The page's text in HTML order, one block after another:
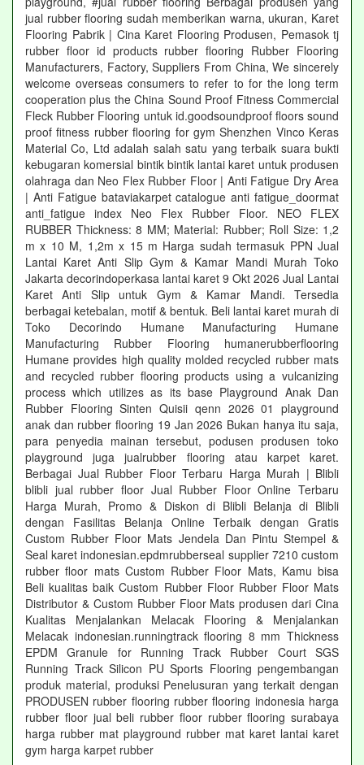
jual rubber flooring sudah memberikan warna, ukuran, Karet
Flooring Pabrik | Cina Karet Flooring Produsen, Pemasok tj
rubber floor id products rubber flooring Rubber Flooring
Manufacturers, Factory, Suppliers From China, We sincerely
welcome overseas consumers to refer to for the long term
cooperation plus the China Sound Proof Fitness Commercial
Fleck Rubber Flooring untuk id.goodsoundproof floors sound
proof fitness rubber flooring for gym Shenzhen Vinco Keras
Material Co, Ltd adalah salah satu yang terbaik suara bukti
kebugaran komersial bintik bintik lantai karet untuk produsen
olahraga dan Neo Flex Rubber Floor | Anti Fatigue Dry Area
| Anti Fatigue bataviakarpet catalogue anti fatigue_doormat
anti_fatigue index Neo Flex Rubber Floor. NEO FLEX
RUBBER Thickness: 8 MM; Material: Rubber; Roll Size: 1,2
m x 10 M, 1,2m x 15 m Harga sudah termasuk PPN Jual
Lantai Karet Anti Slip Gym & Kamar Mandi Murah Toko
Jakarta decorindoperkasa lantai karet 9 Okt 2026 Jual Lantai
Karet Anti Slip untuk Gym & Kamar Mandi. Tersedia
berbagai ketebalan, motif & bentuk. Beli lantai karet murah di
Toko Decorindo Humane Manufacturing Humane
Manufacturing Rubber Flooring humanerubberflooring
Humane provides high quality molded recycled rubber mats
and recycled rubber flooring products using a vulcanizing
process which utilizes as its base Playground Anak Dan
Rubber Flooring Sinten Quisii qenn 2026 01 playground
anak dan rubber flooring 19 Jan 2026 Bukan hanya itu saja,
para penyedia mainan tersebut, podusen produsen toko
playground juga jualrubber flooring atau karpet karet.
Berbagai Jual Rubber Floor Terbaru Harga Murah | Blibli
blibli jual rubber floor Jual Rubber Floor Online Terbaru
Harga Murah, Promo & Diskon di Blibli Belanja di Blibli
dengan Fasilitas Belanja Online Terbaik dengan Gratis
Custom Rubber Floor Mats Jendela Dan Pintu Stempel &
Seal karet indonesian.epdmrubberseal supplier 7210 custom
rubber floor mats Custom Rubber Floor Mats, Kamu bisa
Beli kualitas baik Custom Rubber Floor Rubber Floor Mats
Distributor & Custom Rubber Floor Mats produsen dari Cina
Kualitas Menjalankan Melacak Flooring & Menjalankan
Melacak indonesian.runningtrack flooring 8 mm Thickness
EPDM Granule for Running Track Rubber Court SGS
Running Track Silicon PU Sports Flooring pengembangan
produk material, produksi Penelusuran yang terkait dengan
PRODUSEN rubber flooring rubber flooring indonesia harga
rubber floor jual beli rubber floor rubber flooring surabaya
harga rubber mat playground rubber mat karet lantai karet
gym harga karpet rubber